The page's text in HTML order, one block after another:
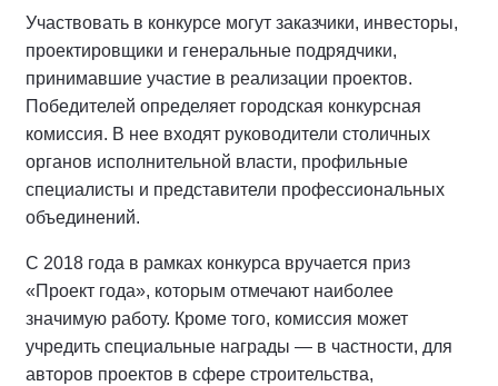
Участвовать в конкурсе могут заказчики, инвесторы,
проектировщики и генеральные подрядчики,
принимавшие участие в реализации проектов.
Победителей определяет городская конкурсная
комиссия. В нее входят руководители столичных
органов исполнительной власти, профильные
специалисты и представители профессиональных
объединений.
С 2018 года в рамках конкурса вручается приз
«Проект года», которым отмечают наиболее
значимую работу. Кроме того, комиссия может
учредить специальные награды — в частности, для
авторов проектов в сфере строительства,